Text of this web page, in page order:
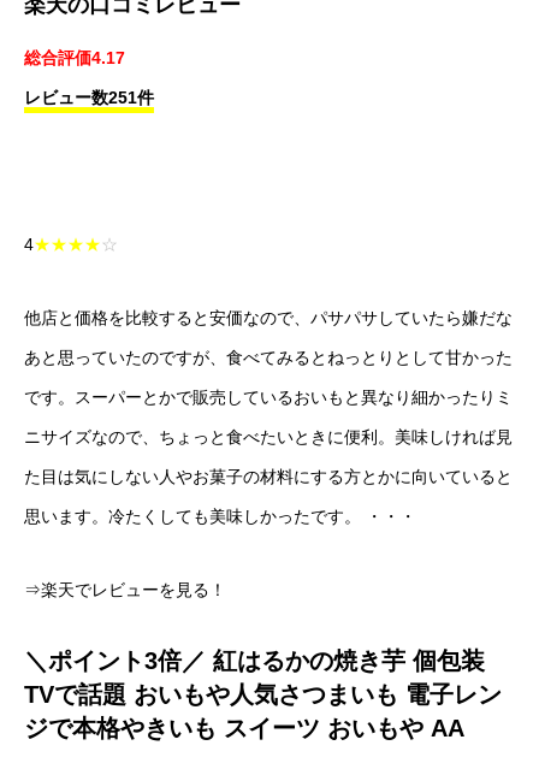
楽天の口コミレビュー
総合評価4.17
レビュー数251件
4★★★★☆
他店と価格を比較すると安価なので、パサパサしていたら嫌だな
あと思っていたのですが、食べてみるとねっとりとして甘かった
です。スーパーとかで販売しているおいもと異なり細かったりミ
ニサイズなので、ちょっと食べたいときに便利。美味しければ見
た目は気にしない人やお菓子の材料にする方とかに向いていると
思います。冷たくしても美味しかったです。 ・・・
⇒楽天でレビューを見る！
＼ポイント3倍／ 紅はるかの焼き芋 個包装
TVで話題 おいもや人気さつまいも 電子レン
ジで本格やきいも スイーツ おいもや AA